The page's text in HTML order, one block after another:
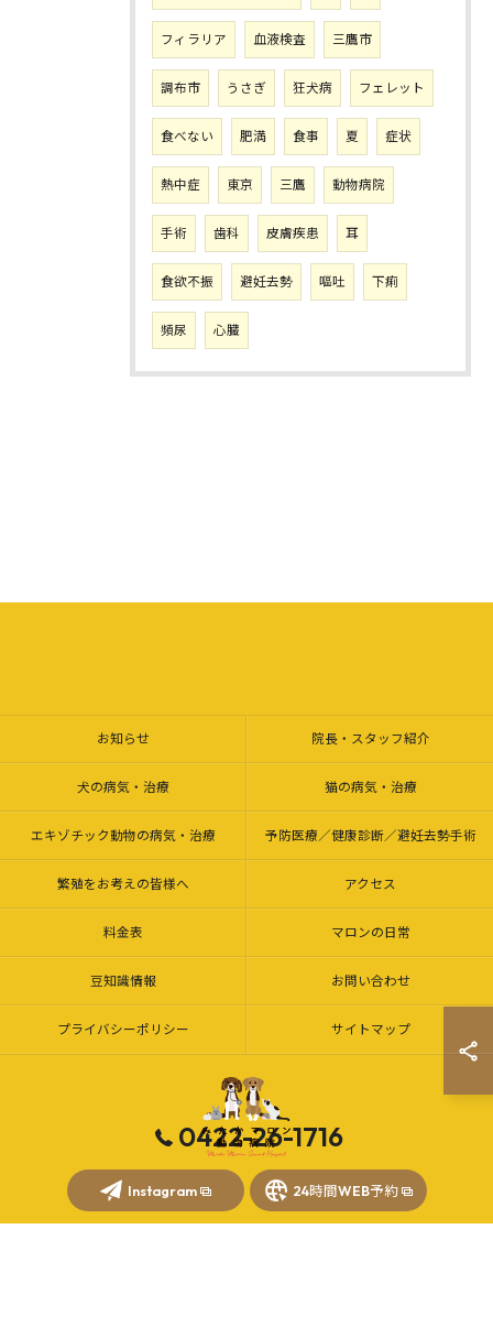
フィラリア 血液検査 三鷹市
調布市 うさぎ 狂犬病 フェレット
食べない 肥満 食事 夏 症状
熱中症 東京 三鷹 動物病院
手術 歯科 皮膚疾患 耳
食欲不振 避妊去勢 嘔吐 下痢
頻尿 心臓
0422-26-1716
Instagram 24時間WEB予約
お知らせ 院長・スタッフ紹介
犬の病気・治療 猫の病気・治療
エキゾチック動物の病気・治療 予防医療／健康診断／避妊去勢手術
繁殖をお考えの皆様へ アクセス
料金表 マロンの日常
豆知識情報 お問い合わせ
プライバシーポリシー サイトマップ
© 2026 三鷹市・調布市の動物病院｜みたかマロン動物病院 ALL RIGHTS
RESERVED.